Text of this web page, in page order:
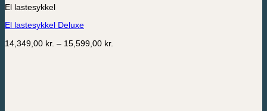
har
varianter.
kan
El lastesykkel
El lastesykkel Deluxe
14,349,00 kr. – 15,599,00 kr.